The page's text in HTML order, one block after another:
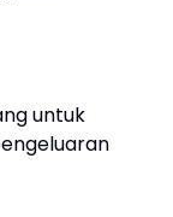
untuk